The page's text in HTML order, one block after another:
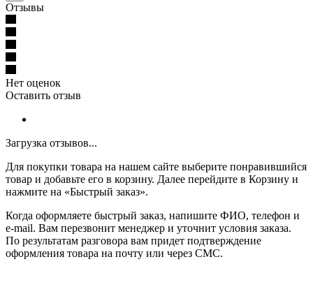
Отзывы
Нет оценок
Оставить отзыв
Загрузка отзывов...
Для покупки товара на нашем сайте выберите понравившийся
товар и добавьте его в корзину. Далее перейдите в Корзину и
нажмите на «Быстрый заказ».
Когда оформляете быстрый заказ, напишите ФИО, телефон и
e-mail. Вам перезвонит менеджер и уточнит условия заказа.
По результатам разговора вам придет подтверждение
оформления товара на почту или через СМС.